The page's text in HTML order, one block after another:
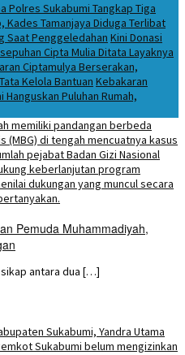
Polres Sukabumi Tangkap Tiga
Kades Tamanjaya Diduga Terlibat
Saat Penggeledahan Kini Donasi
Cipta Mulia Ditata Layaknya
Ciptamulya Berserakan,
Kelola Bantuan Kebakaran
Puluhan Rumah,
Pemuda Muhammadiyah,
sikap antara dua […]